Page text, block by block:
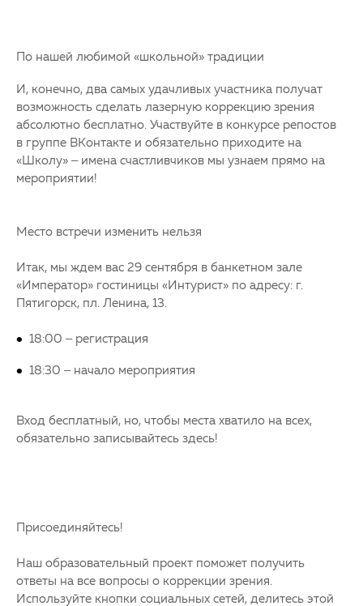
По нашей любимой «школьной» традиции
И, конечно, два самых удачливых участника получат
возможность сделать лазерную коррекцию зрения
абсолютно бесплатно. Участвуйте в конкурсе репостов
в группе ВКонтакте и обязательно приходите на
«Школу» – имена счастливчиков мы узнаем прямо на
мероприятии!
Место встречи изменить нельзя
Итак, мы ждем вас 29 сентября в банкетном зале
«Император» гостиницы «Интурист» по адресу: г.
Пятигорск, пл. Ленина, 13.
18:00 – регистрация
18:30 – начало мероприятия
Вход бесплатный, но, чтобы места хватило на всех,
обязательно записывайтесь здесь!
Присоединяйтесь!
Наш образовательный проект поможет получить
ответы на все вопросы о коррекции зрения.
Используйте кнопки социальных сетей, делитесь этой